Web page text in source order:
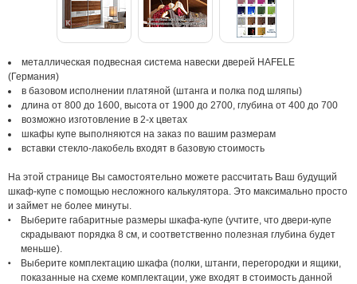
металлическая подвесная система навески дверей HAFELE
(Германия)
в базовом исполнении платяной (штанга и полка под шляпы)
длина от 800 до 1600, высота от 1900 до 2700, глубина от 400 до 700
возможно изготовление в 2-х цветах
шкафы купе выполняются на заказ по вашим размерам
вставки стекло-лакобель входят в базовую стоимость
На этой странице Вы самостоятельно можете рассчитать Ваш будущий
шкаф-купе с помощью несложного калькулятора. Это максимально просто
и займет не более минуты.
Выберите габаритные размеры шкафа-купе (учтите, что двери-купе
скрадывают порядка 8 см, и соответственно полезная глубина будет
меньше).
Выберите комплектацию шкафа (полки, штанги, перегородки и ящики,
показанные на схеме комплектации, уже входят в стоимость данной